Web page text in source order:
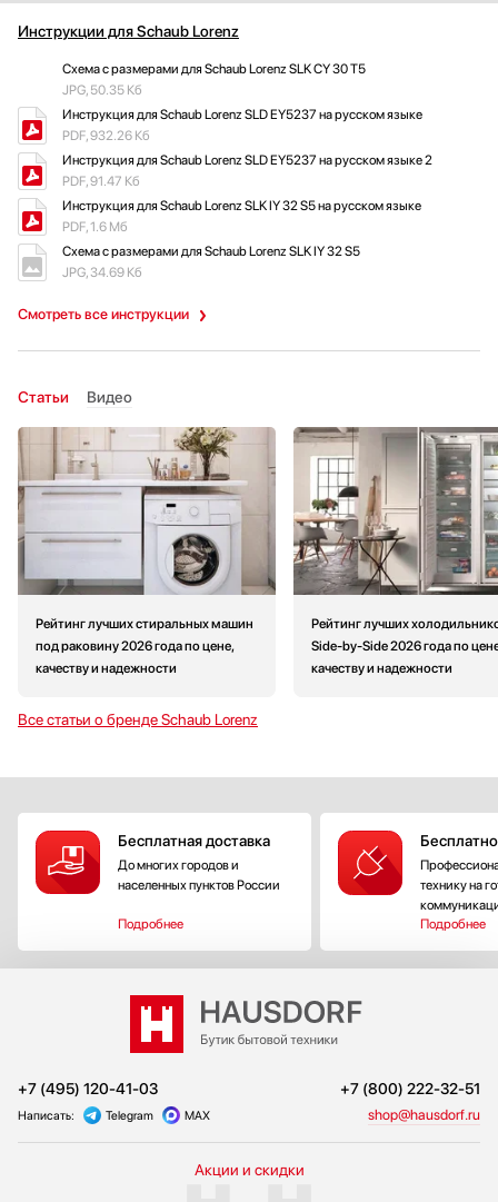
Инструкции для Schaub Lorenz
Смотреть все инструкции
Схема с размерами для Schaub Lorenz SLK CY 30 T5
JPG, 50.35 Кб
Инструкция для Schaub Lorenz SLD EY5237 на русском языке
PDF, 932.26 Кб
Инструкция для Schaub Lorenz SLD EY5237 на русском языке 2
PDF, 91.47 Кб
Инструкция для Schaub Lorenz SLK IY 32 S5 на русском языке
PDF, 1.6 Мб
Схема с размерами для Schaub Lorenz SLK IY 32 S5
JPG, 34.69 Кб
Статьи Видео
Все статьи о бренде Schaub Lorenz
Рейтинг лучших стиральных машин
под раковину 2026 года по цене,
качеству и надежности
Рейтинг лучших
Side-by-Side 2026 года по
качеству и надежности
Бесплатная доставка
До многих городов и
населенных пунктов России
Подробнее
технику на
Подробнее
+7 (495) 120-41-03 +7 (800) 222-32-51
Написать: Telegram MAX shop@hausdorf.ru
Акции и скидки